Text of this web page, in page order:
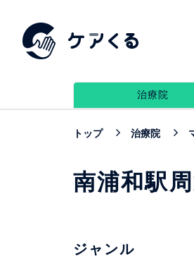
治療院
トップ 治療院
南浦和駅
ジャンル